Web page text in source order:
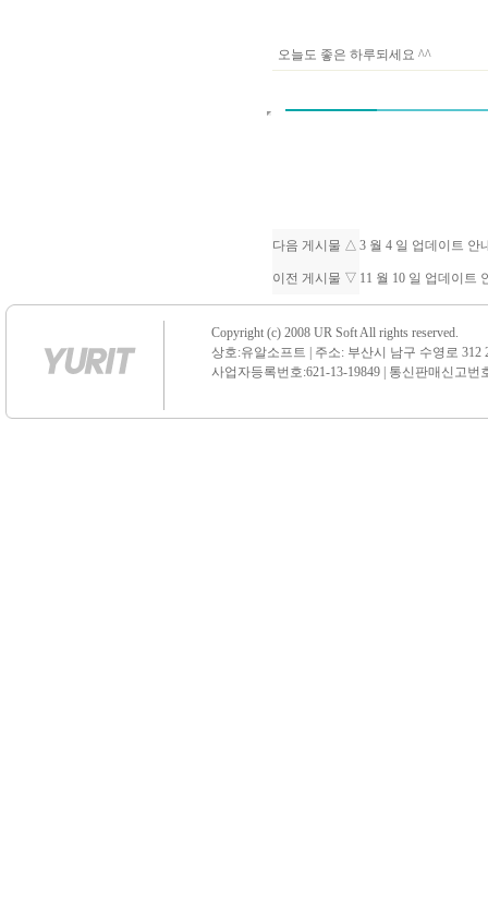
오늘도 좋은 하루되세요 ^^
다음 게시물 △ 3 월 4 일 업데이트 안
이전 게시물 ▽ 11 월 10 일 업데이트
Copyright (c) 2008 UR Soft All rights reserved.
상호:유알소프트 | 주소: 부산시 남구 수영로 312
사업자등록번호:621-13-19849 | 통신판매신고번